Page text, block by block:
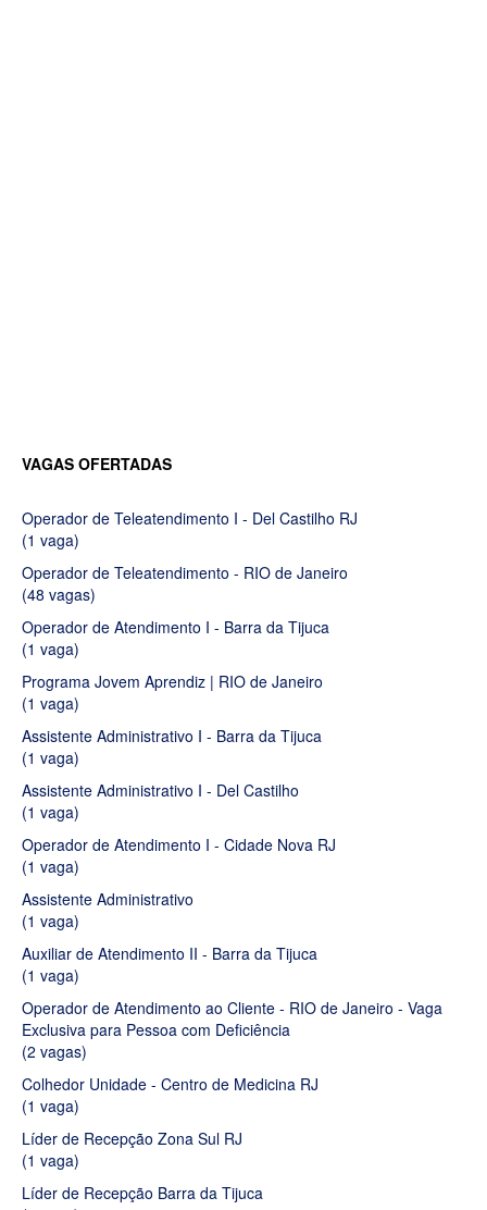
VAGAS OFERTADAS
Operador de Teleatendimento I - Del Castilho RJ
(1 vaga)
Operador de Teleatendimento - RIO de Janeiro
(48 vagas)
Operador de Atendimento I - Barra da Tijuca
(1 vaga)
Programa Jovem Aprendiz | RIO de Janeiro
(1 vaga)
Assistente Administrativo I - Barra da Tijuca
(1 vaga)
Assistente Administrativo I - Del Castilho
(1 vaga)
Operador de Atendimento I - Cidade Nova RJ
(1 vaga)
Assistente Administrativo
(1 vaga)
Auxiliar de Atendimento II - Barra da Tijuca
(1 vaga)
Operador de Atendimento ao Cliente - RIO de Janeiro - Vaga
Exclusiva para Pessoa com Deficiência
(2 vagas)
Colhedor Unidade - Centro de Medicina RJ
(1 vaga)
Líder de Recepção Zona Sul RJ
(1 vaga)
Líder de Recepção Barra da Tijuca